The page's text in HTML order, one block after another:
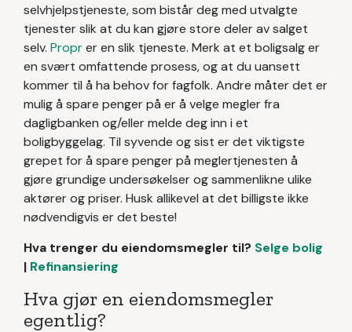
selvhjelpstjeneste, som bistår deg med utvalgte
tjenester slik at du kan gjøre store deler av salget
selv. Proprer en slik tjeneste. Merk at et boligsalg er
en svært omfattende prosess, og at du uansett
kommer til å ha behov for fagfolk. Andre måter det er
mulig å spare penger på er å velge megler fra
dagligbanken og/eller melde deg inn i et
boligbyggelag. Til syvende og sist er det viktigste
grepet for å spare penger på meglertjenesten å
gjøre grundige undersøkelser og sammenlikne ulike
aktører og priser. Husk allikevel at det billigste ikke
nødvendigvis er det beste!
Hva trenger du eiendomsmegler til? Selge bolig
| Refinansiering
Hva gjør en eiendomsmegler
egentlig?